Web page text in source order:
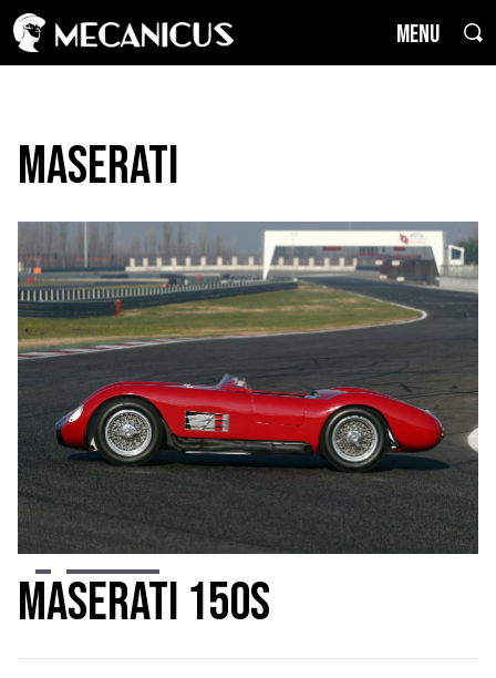
MENU
Maserati
Maserati 150S